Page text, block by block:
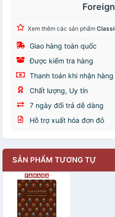
Xem thêm các sản phẩm
Giao hàng toàn quốc
Được kiểm tra hàng
Thanh toán khi nhận hàng
Chất lượng, Uy tín
7 ngày đổi trả dễ dàng
Hỗ trợ xuất hóa đơn đỏ
SẢN PHẨM TƯƠNG TỰ